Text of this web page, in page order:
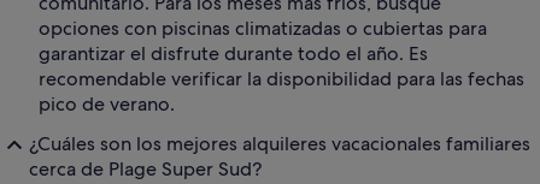
opciones con piscinas climatizadas o cubiertas para
garantizar el disfrute durante todo el año. Es
recomendable verificar la disponibilidad para las fechas
pico de verano.
¿Cuáles son los mejores alquileres vacacionales familiares
cerca de Plage Super Sud?